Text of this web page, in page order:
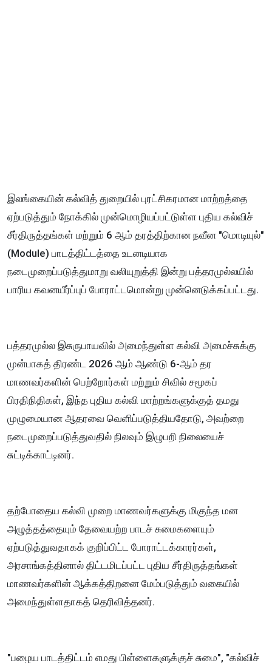
​இலங்கையின் கல்வித் துறையில் புரட்சிகரமான மாற்றத்தை
ஏற்படுத்தும் நோக்கில் முன்மொழியப்பட்டுள்ள புதிய கல்விச்
சீர்திருத்தங்கள் மற்றும் 6 ஆம் தரத்திற்கான நவீன "மொடியுல்"
(Module) பாடத்திட்டத்தை உடனடியாக
நடைமுறைப்படுத்துமாறு வலியுறுத்தி இன்று பத்தரமுல்லயில்
பாரிய கவனயீர்ப்புப் போராட்டமொன்று முன்னெடுக்கப்பட்டது.
பத்தரமுல்ல இசுருபாயவில் அமைந்துள்ள கல்வி அமைச்சுக்கு
முன்பாகத் திரண்ட 2026 ஆம் ஆண்டு 6-ஆம் தர
மாணவர்களின் பெற்றோர்கள் மற்றும் சிவில் சமூகப்
பிரதிநிதிகள், இந்த புதிய கல்வி மாற்றங்களுக்குத் தமது
முழுமையான ஆதரவை வெளிப்படுத்தியதோடு, அவற்றை
நடைமுறைப்படுத்துவதில் நிலவும் இழுபறி நிலையைச்
சுட்டிக்காட்டினர்.
​தற்போதைய கல்வி முறை மாணவர்களுக்கு மிகுந்த மன
அழுத்தத்தையும் தேவையற்ற பாடச் சுமைகளையும்
ஏற்படுத்துவதாகக் குறிப்பிட்ட போராட்டக்காரர்கள்,
அரசாங்கத்தினால் திட்டமிடப்பட்ட புதிய சீர்திருத்தங்கள்
மாணவர்களின் ஆக்கத்திறனை மேம்படுத்தும் வகையில்
அமைந்துள்ளதாகத் தெரிவித்தனர்.
"பழைய பாடத்திட்டம் எமது பிள்ளைகளுக்குச் சுமை", "கல்விச்